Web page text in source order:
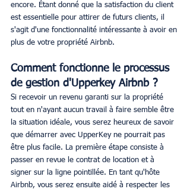
encore. Étant donné que la satisfaction du client
est essentielle pour attirer de futurs clients, il
s'agit d'une fonctionnalité intéressante à avoir en
plus de votre propriété Airbnb.
Comment fonctionne le processus
de gestion d'Upperkey Airbnb ?
Si recevoir un revenu garanti sur la propriété
tout en n'ayant aucun travail à faire semble être
la situation idéale, vous serez heureux de savoir
que démarrer avec UpperKey ne pourrait pas
être plus facile. La première étape consiste à
passer en revue le contrat de location et à
signer sur la ligne pointillée. En tant qu'hôte
Airbnb, vous serez ensuite aidé à respecter les